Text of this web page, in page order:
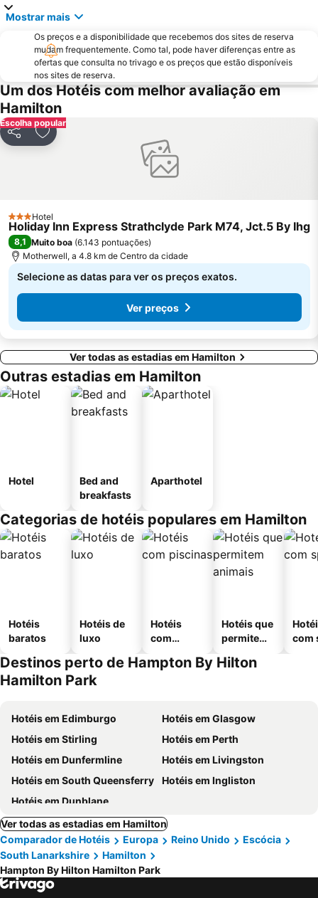
Mostrar mais
Os preços e a disponibilidade que recebemos dos sites de reserva
mudam frequentemente. Como tal, pode haver diferenças entre as
ofertas que consulta no trivago e os preços que estão disponíveis
nos sites de reserva.
Um dos Hotéis com melhor avaliação em
Hamilton
Escolha popular
PartilharAdicionar aos favoritos
3 Estrelas
Hotel
Holiday Inn Express Strathclyde Park M74, Jct.5 By Ihg
8,1 Muito boa (6.143 pontuações)
Motherwell, a 4.8 km de Centro da cidade
Selecione as datas para ver os preços exatos.
Ver preços
Ver todas as estadias em Hamilton
Outras estadias em Hamilton
Hotel
Bed and
breakfasts
Aparthotel
Categorias de hotéis populares em Hamilton
Hotéis
baratos
Hotéis de
luxo
Hotéis
com
Hotéis que
permitem
com
Destinos perto de Hampton By Hilton
Hamilton Park
Hotéis em Edimburgo
Hotéis em Glasgow
Hotéis em Stirling
Hotéis em Perth
Hotéis em Dunfermline
Hotéis em Livingston
Hotéis em South Queensferry
Hotéis em Ingliston
Hotéis em Dunblane
Ver todas as estadias em Hamilton
Comparador de Hotéis
Europa Reino Unido
Escócia
South Lanarkshire
Hamilton
Hampton By Hilton Hamilton Park